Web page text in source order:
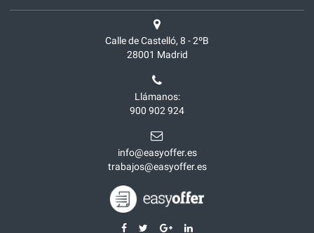
Calle de Castelló, 8 - 2ºB
28001 Madrid
Llámanos:
900 902 924
info@easyoffer.es
trabajos@easyoffer.es